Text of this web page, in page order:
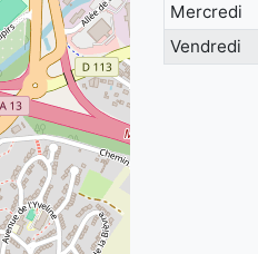
Mercredi
Vendredi